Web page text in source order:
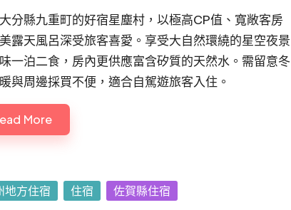
分縣九重町的好宿星塵村，以極高CP值、寬敞客房
露天風呂深受旅客喜愛。享受大自然環繞的星空夜景
一泊二食，房內更供應富含矽質的天然水。需留意冬
與周邊採買不便，適合自駕遊旅客入住。
More
地方住宿 住宿 佐賀縣住宿